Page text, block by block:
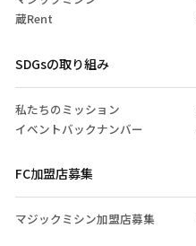
蔵Rent
SDGsの取り組み
私たちのミッション
イベントバックナンバー
FC加盟店募集
マジックミシン加盟店募集